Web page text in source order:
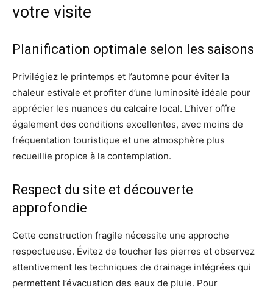
votre visite
Planification optimale selon les saisons
Privilégiez le printemps et l’automne pour éviter la
chaleur estivale et profiter d’une luminosité idéale pour
apprécier les nuances du calcaire local. L’hiver offre
également des conditions excellentes, avec moins de
fréquentation touristique et une atmosphère plus
recueillie propice à la contemplation.
Respect du site et découverte
approfondie
Cette construction fragile nécessite une approche
respectueuse. Évitez de toucher les pierres et observez
attentivement les techniques de drainage intégrées qui
permettent l’évacuation des eaux de pluie. Pour